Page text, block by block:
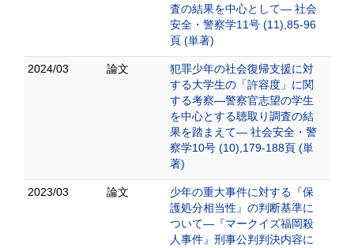
査の結果を中心として― 社会
安全・警察学11号 (11),85-96
頁 (単著)
2024/03 論文
犯罪少年の社会復帰支援に対
する大学生の「許容度」に関
する考察―警察官志望の学生
を中心とする聴取り調査の結
果を踏まえて― 社会安全・警
察学10号 (10),179-188頁 (単
著)
2023/03 論文
少年の重大事件に対する『保
護処分相当性』の判断基準に
ついて―『マークイズ福岡殺
人事件』刑事公判判決内容に